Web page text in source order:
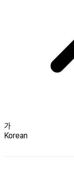
가
Korean